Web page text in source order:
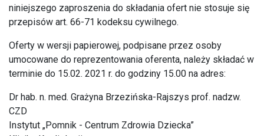
niniejszego zaproszenia do składania ofert nie stosuje się
przepisów art. 66-71 kodeksu cywilnego.
Oferty w wersji papierowej, podpisane przez osoby
umocowane do reprezentowania oferenta, należy składać w
terminie do 15.02. 2021 r. do godziny 15.00 na adres:
Dr hab. n. med. Grażyna Brzezińska-Rajszys prof. nadzw.
CZD
Instytut „Pomnik - Centrum Zdrowia Dziecka”